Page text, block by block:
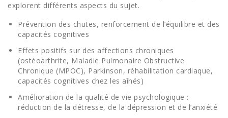
explorent différents aspects du sujet.
Prévention des chutes, renforcement de l’équilibre et des
capacités cognitives
Effets positifs sur des affections chroniques
(ostéoarthrite, Maladie Pulmonaire Obstructive
Chronique (MPOC), Parkinson, réhabilitation cardiaque,
capacités cognitives chez les aînés)
Amélioration de la qualité de vie psychologique :
réduction de la détresse, de la dépression et de l’anxiété